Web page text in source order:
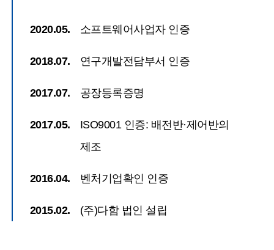
2020.05. 소프트웨어사업자 인증
2018.07. 연구개발전담부서 인증
2017.07. 공장등록증명
2017.05.
ISO9001 인증: 배전반·제어반의
제조
2016.04. 벤처기업확인 인증
2015.02. (주)다함 법인 설립